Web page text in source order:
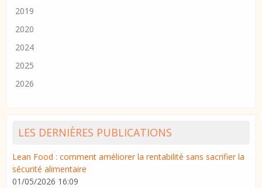
2019
2020
2024
2025
2026
LES DERNIÈRES PUBLICATIONS
Lean Food : comment améliorer la rentabilité sans sacrifier la
sécurité alimentaire
01/05/2026 16:09